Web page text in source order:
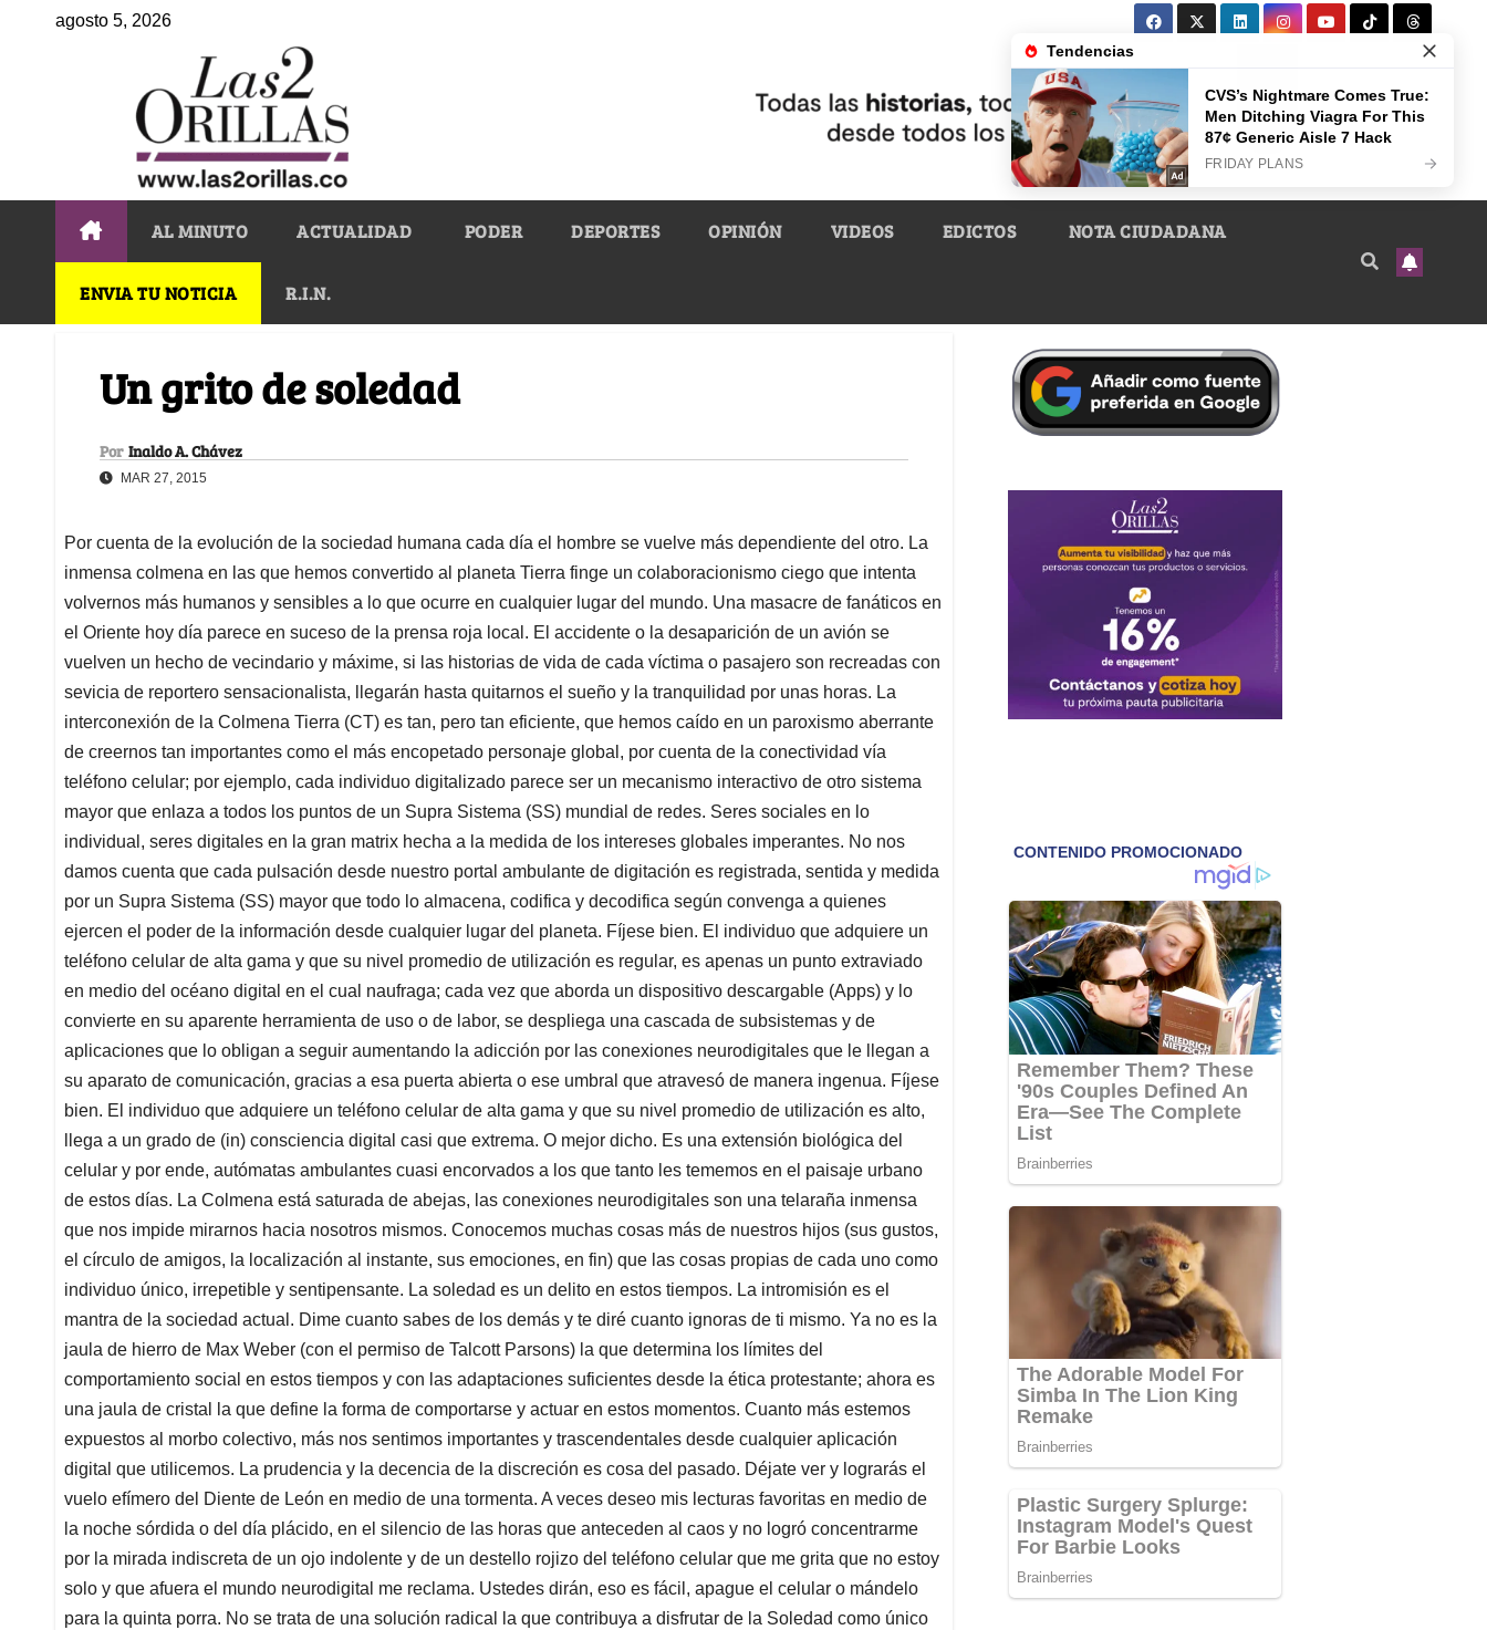
agosto 5, 2026
AL MINUTO ACTUALIDAD PODER DEPORTES OPINIÓN VIDEOS EDICTOS NOTA CIUDADANA
ENVIA TU NOTICIA R.I.N.
Un grito de soledad
Por Inaldo A. Chávez
MAR 27, 2015
Por cuenta de la evolución de la sociedad humana cada día el hombre se vuelve más dependiente del otro. La
inmensa colmena en las que hemos convertido al planeta Tierra finge un colaboracionismo ciego que intenta
volvernos más humanos y sensibles a lo que ocurre en cualquier lugar del mundo. Una masacre de fanáticos en
el Oriente hoy día parece en suceso de la prensa roja local. El accidente o la desaparición de un avión se
vuelven un hecho de vecindario y máxime, si las historias de vida de cada víctima o pasajero son recreadas con
sevicia de reportero sensacionalista, llegarán hasta quitarnos el sueño y la tranquilidad por unas horas. La
interconexión de la Colmena Tierra (CT) es tan, pero tan eficiente, que hemos caído en un paroxismo aberrante
de creernos tan importantes como el más encopetado personaje global, por cuenta de la conectividad vía
teléfono celular; por ejemplo, cada individuo digitalizado parece ser un mecanismo interactivo de otro sistema
mayor que enlaza a todos los puntos de un Supra Sistema (SS) mundial de redes. Seres sociales en lo
individual, seres digitales en la gran matrix hecha a la medida de los intereses globales imperantes. No nos
damos cuenta que cada pulsación desde nuestro portal ambulante de digitación es registrada, sentida y medida
por un Supra Sistema (SS) mayor que todo lo almacena, codifica y decodifica según convenga a quienes
ejercen el poder de la información desde cualquier lugar del planeta. Fíjese bien. El individuo que adquiere un
teléfono celular de alta gama y que su nivel promedio de utilización es regular, es apenas un punto extraviado
en medio del océano digital en el cual naufraga; cada vez que aborda un dispositivo descargable (Apps) y lo
convierte en su aparente herramienta de uso o de labor, se despliega una cascada de subsistemas y de
aplicaciones que lo obligan a seguir aumentando la adicción por las conexiones neurodigitales que le llegan a
su aparato de comunicación, gracias a esa puerta abierta o ese umbral que atravesó de manera ingenua. Fíjese
bien. El individuo que adquiere un teléfono celular de alta gama y que su nivel promedio de utilización es alto,
llega a un grado de (in) consciencia digital casi que extrema. O mejor dicho. Es una extensión biológica del
celular y por ende, autómatas ambulantes cuasi encorvados a los que tanto les tememos en el paisaje urbano
de estos días. La Colmena está saturada de abejas, las conexiones neurodigitales son una telaraña inmensa
que nos impide mirarnos hacia nosotros mismos. Conocemos muchas cosas más de nuestros hijos (sus gustos,
el círculo de amigos, la localización al instante, sus emociones, en fin) que las cosas propias de cada uno como
individuo único, irrepetible y sentipensante. La soledad es un delito en estos tiempos. La intromisión es el
mantra de la sociedad actual. Dime cuanto sabes de los demás y te diré cuanto ignoras de ti mismo. Ya no es la
jaula de hierro de Max Weber (con el permiso de Talcott Parsons) la que determina los límites del
comportamiento social en estos tiempos y con las adaptaciones suficientes desde la ética protestante; ahora es
una jaula de cristal la que define la forma de comportarse y actuar en estos momentos. Cuanto más estemos
expuestos al morbo colectivo, más nos sentimos importantes y trascendentales desde cualquier aplicación
digital que utilicemos. La prudencia y la decencia de la discreción es cosa del pasado. Déjate ver y lograrás el
vuelo efímero del Diente de León en medio de una tormenta. A veces deseo mis lecturas favoritas en medio de
la noche sórdida o del día plácido, en el silencio de las horas que anteceden al caos y no logró concentrarme
por la mirada indiscreta de un ojo indolente y de un destello rojizo del teléfono celular que me grita que no estoy
solo y que afuera el mundo neurodigital me reclama. Ustedes dirán, eso es fácil, apague el celular o mándelo
para la quinta porra. No se trata de una solución radical la que contribuya a disfrutar de la Soledad como único